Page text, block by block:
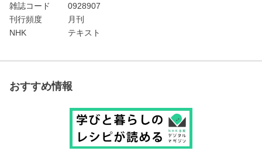
雑誌コード
0928907
刊行頻度
月刊
NHK
テキスト
おすすめ情報